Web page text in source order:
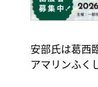
安部氏は葛西
アマリンふく